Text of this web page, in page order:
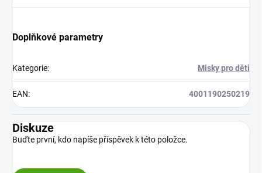
Doplňkové parametry
Kategorie: Misky pro děti
EAN: 4001190250219
Diskuze
Buďte první, kdo napíše příspěvek k této položce.